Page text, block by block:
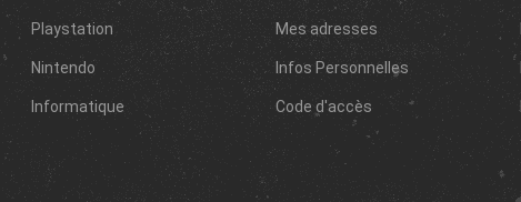
Playstation
Nintendo
Informatique
Mes adresses
Infos Personnelles
Code d'accès